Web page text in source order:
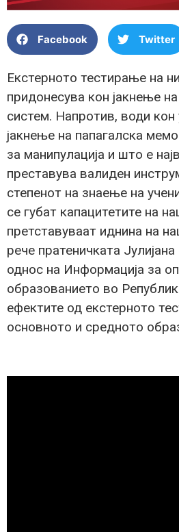
Facebook Twitter
Екстерното тестирање на
придонесува кон јакнење
систем. Напротив, води кон
јакнење на папагалска
за манипулација и што е
преставува валиден
степенот на знаење на
се губат капацитетите на
претставуваат иднина на
рече пратеничката
однос на Информација за
образованието во
ефектите од екстерното
основното и средното